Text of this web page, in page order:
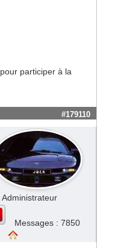
pour participer à la
#179110
Administrateur
Messages : 7850